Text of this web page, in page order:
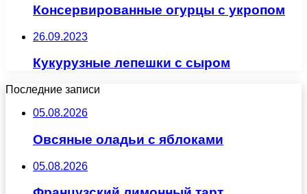
Консервированные огурцы с укропом
26.09.2023
Кукурузные лепешки с сыром
Последние записи
05.08.2026
Овсяные оладьи с яблоками
05.08.2026